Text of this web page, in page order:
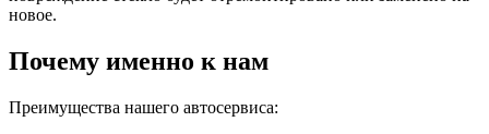
новое.
Почему именно к нам
Преимущества нашего автосервиса: